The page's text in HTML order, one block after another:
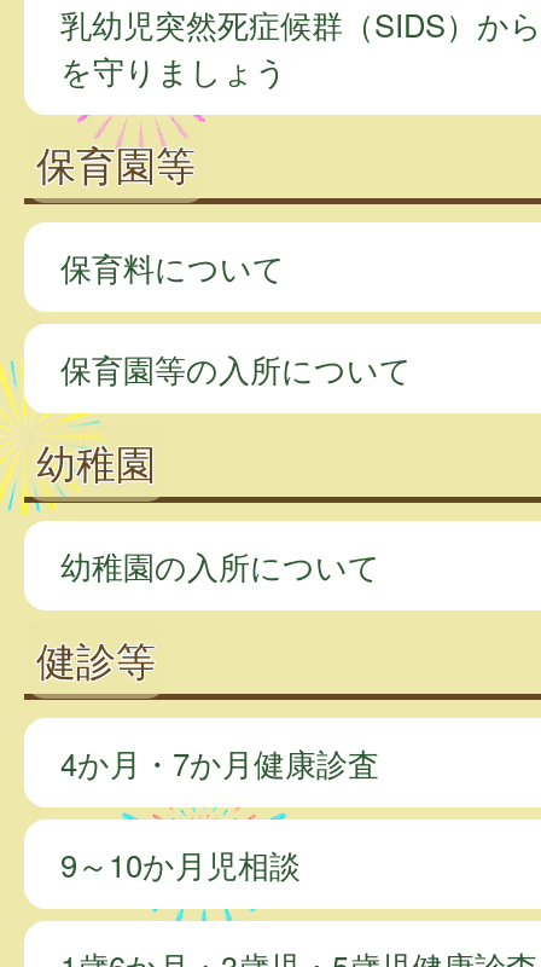
乳幼児突然死症候群（SIDS）か
を守りましょう
保育園等
保育料について
保育園等の入所について
幼稚園
幼稚園の入所について
健診等
4か月・7か月健康診査
9～10か月児相談